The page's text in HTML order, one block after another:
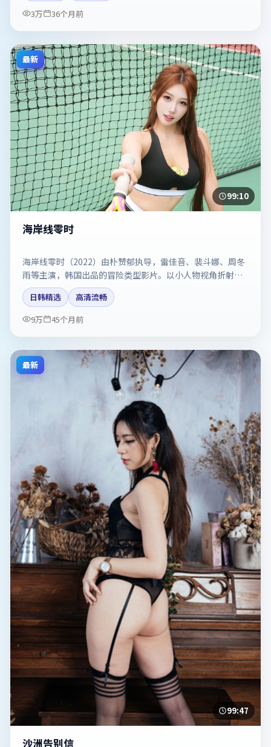
3万
36个月前
最新
99:10
海岸线零时
海岸线零时（2022）由朴赞郁执导，雷佳音、裴斗娜、周冬
雨等主演，韩国出品的冒险类型影片。以小人物视角折射时
代切片。剧情简介与主创信息可供检索参考，上映日期以片
方资料为准。
日韩精选
高清流畅
9万
45个月前
最新
99:47
沙洲告别信